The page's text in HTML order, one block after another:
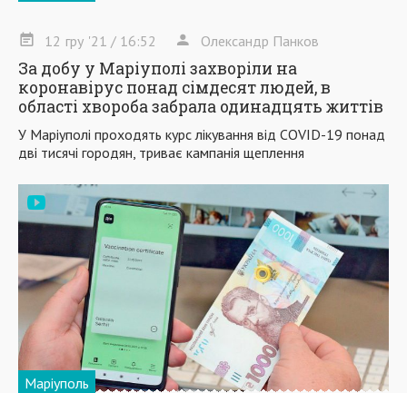
12 гру '21 / 16:52 Олександр Панков
За добу у Маріуполі захворіли на
коронавірус понад сімдесят людей, в
області хвороба забрала одинадцять життів
У Маріуполі проходять курс лікування від COVID-19 понад
дві тисячі городян, триває кампанія щеплення
Маріуполь